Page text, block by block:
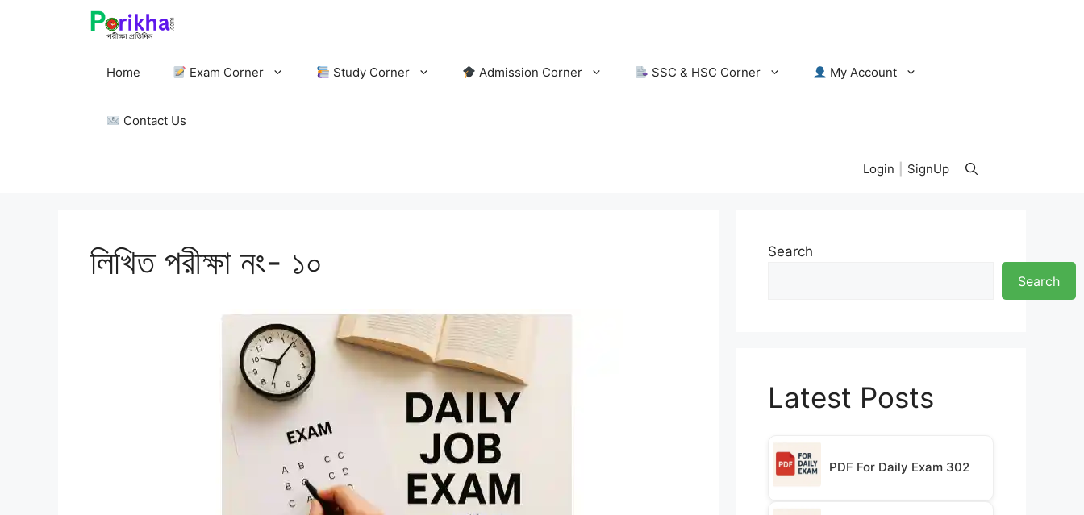
Home Exam Corner Study Corner Admission Corner SSC & HSC Corner My Account
Contact Us
Login SignUp
লিখিত পরীক্ষা নং- ১০
Search
Search
Latest Posts
PDF For Daily Exam 302